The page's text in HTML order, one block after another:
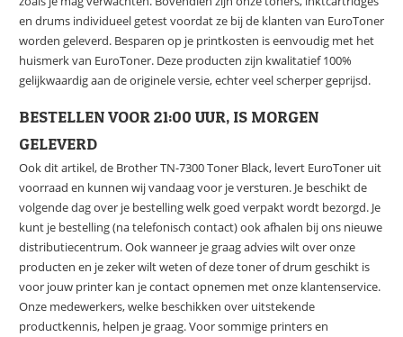
en drums individueel getest voordat ze bij de klanten van EuroToner
worden geleverd. Besparen op je printkosten is eenvoudig met het
huismerk van EuroToner. Deze producten zijn kwalitatief 100%
gelijkwaardig aan de originele versie, echter veel scherper geprijsd.
BESTELLEN VOOR 21:00 UUR, IS MORGEN
GELEVERD
Ook dit artikel, de Brother TN-7300 Toner Black, levert EuroToner uit
voorraad en kunnen wij vandaag voor je versturen. Je beschikt de
volgende dag over je bestelling welk goed verpakt wordt bezorgd. Je
kunt je bestelling (na telefonisch contact) ook afhalen bij ons nieuwe
distributiecentrum. Ook wanneer je graag advies wilt over onze
producten en je zeker wilt weten of deze toner of drum geschikt is
voor jouw printer kan je contact opnemen met onze klantenservice.
Onze medewerkers, welke beschikken over uitstekende
productkennis, helpen je graag. Voor sommige printers en